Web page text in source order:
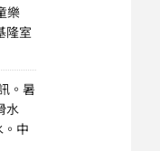
樂
隆室
。暑
水
中